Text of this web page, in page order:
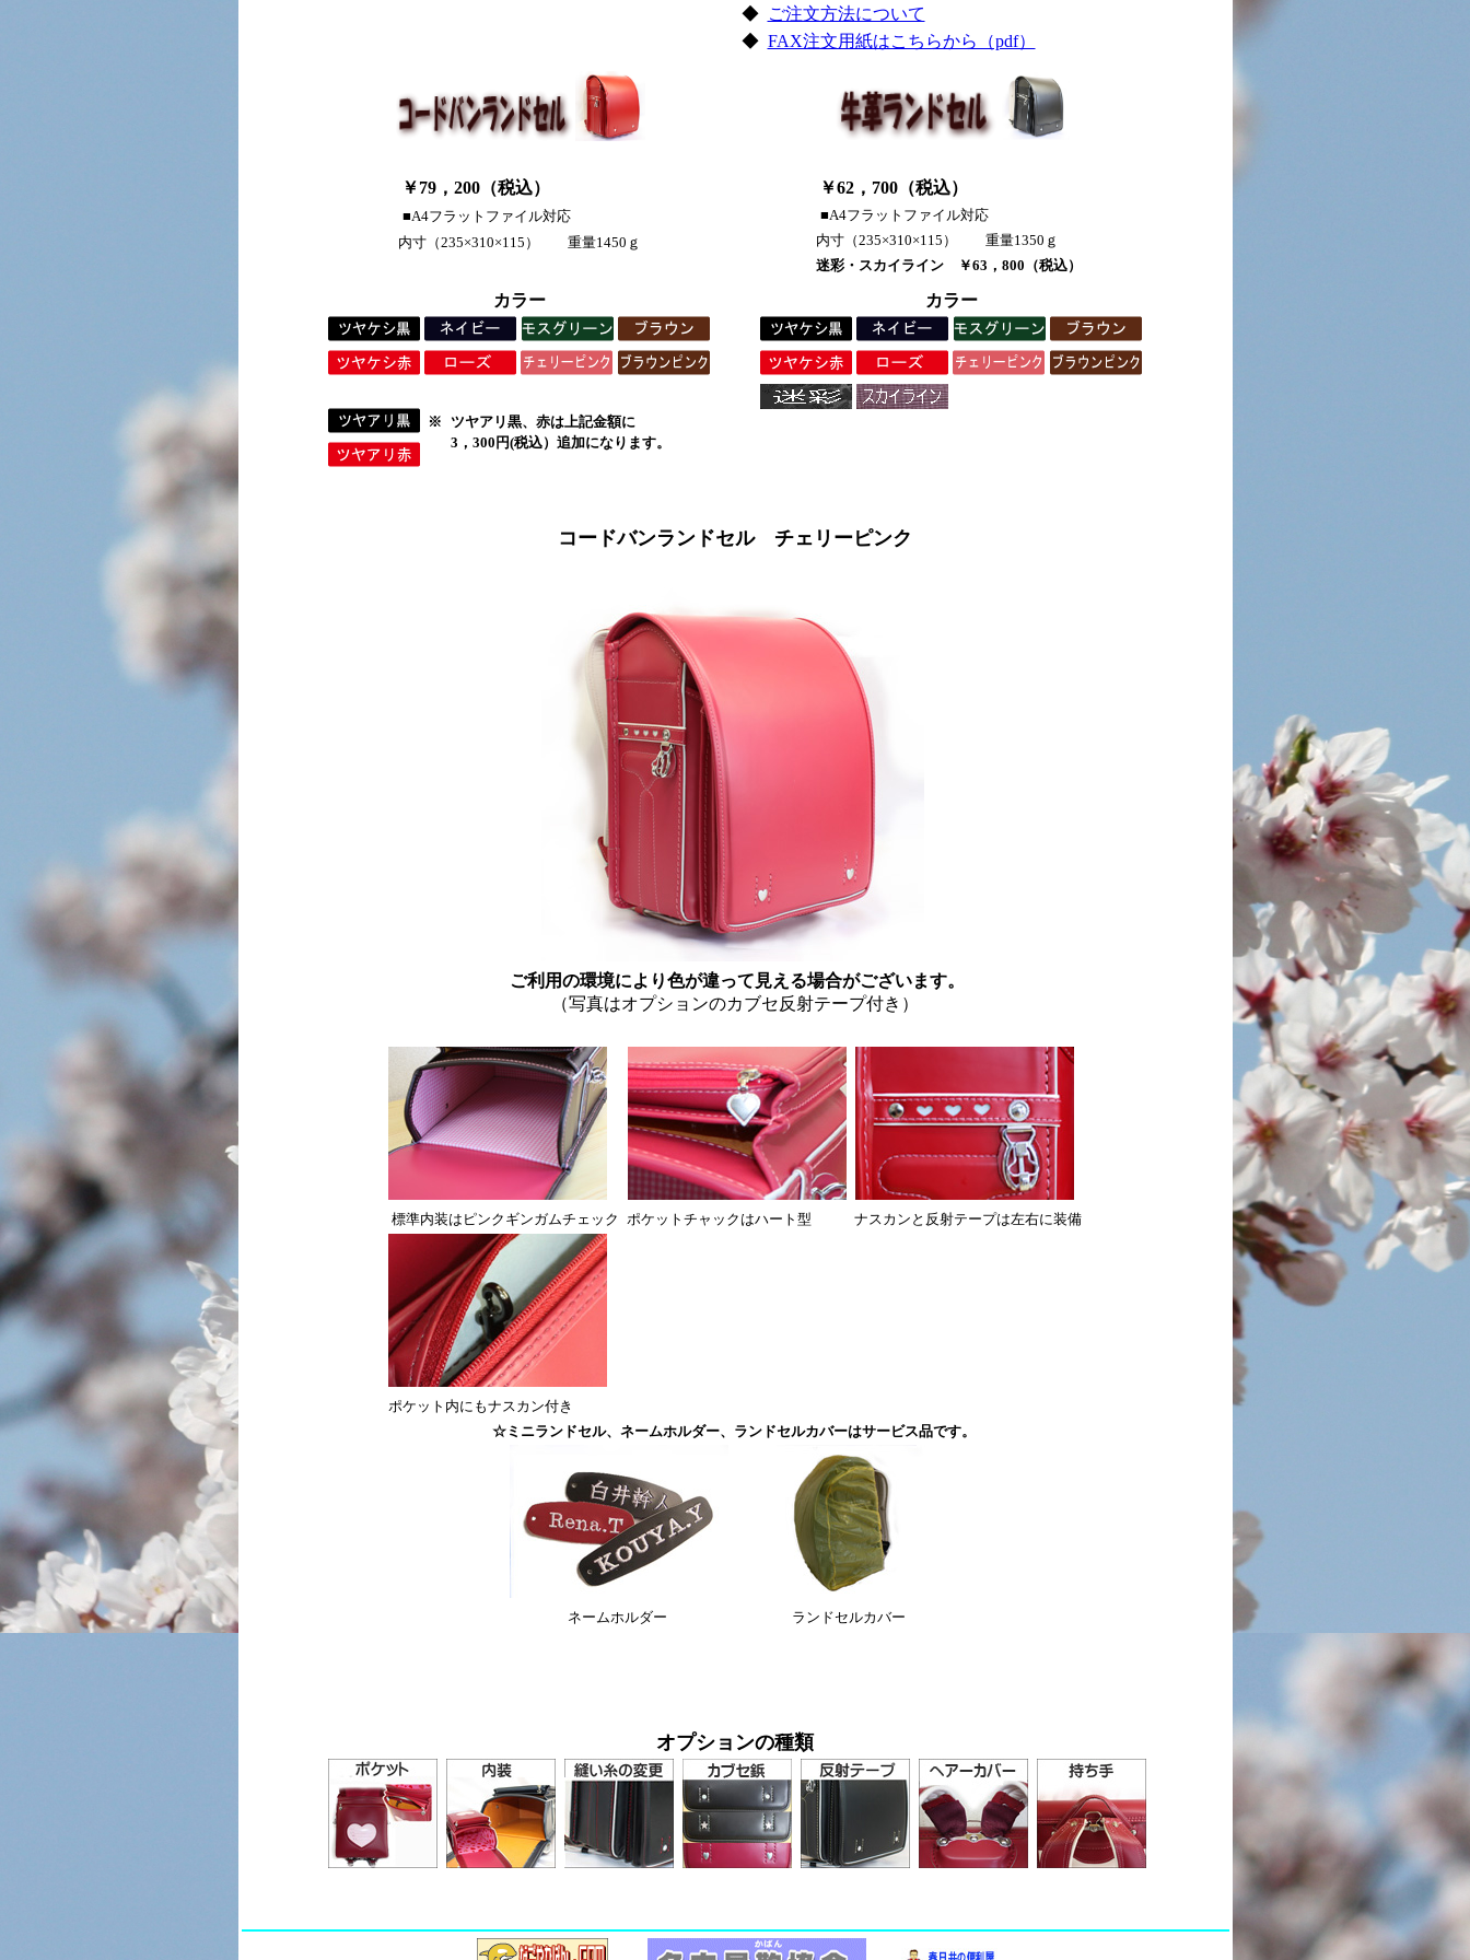
◆
ご注文方法について
◆ FAX注文用紙はこちらから（pdf）
￥79，200（税込）
■A4フラットファイル対応
内寸（235×310×115） 重量1450ｇ
￥62，700（税込）
■A4フラットファイル対応
内寸（235×310×115） 重量1350ｇ
迷彩・スカイライン ￥63，800（税込）
カラー
※
ツヤアリ黒、赤は上記金額に
3，300円(税込）追加になります。
カラー
コードバンランドセル チェリーピンク
ご利用の環境により色が違って見える場合がございます。
（写真はオプションのカブセ反射テープ付き）
標準内装はピンクギンガムチェック ポケットチャックはハート型 ナスカンと反射テープは左右に装備
ポケット内にもナスカン付き
☆ミニランドセル、ネームホルダー、ランドセルカバーはサービス品です。
ネームホルダー ランドセルカバー
オプションの種類